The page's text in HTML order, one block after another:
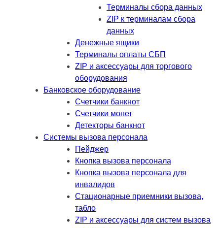
Терминалы сбора данных
ZIP к терминалам сбора
данных
Денежные ящики
Терминалы оплаты СБП
ZIP и аксессуары для торгового
оборудования
Банковское оборудование
Счетчики банкнот
Счетчики монет
Детекторы банкнот
Системы вызова персонала
Пейджер
Кнопка вызова персонала
Кнопка вызова персонала для
инвалидов
Стационарные приемники вызова,
табло
ZIP и аксессуары для систем вызова